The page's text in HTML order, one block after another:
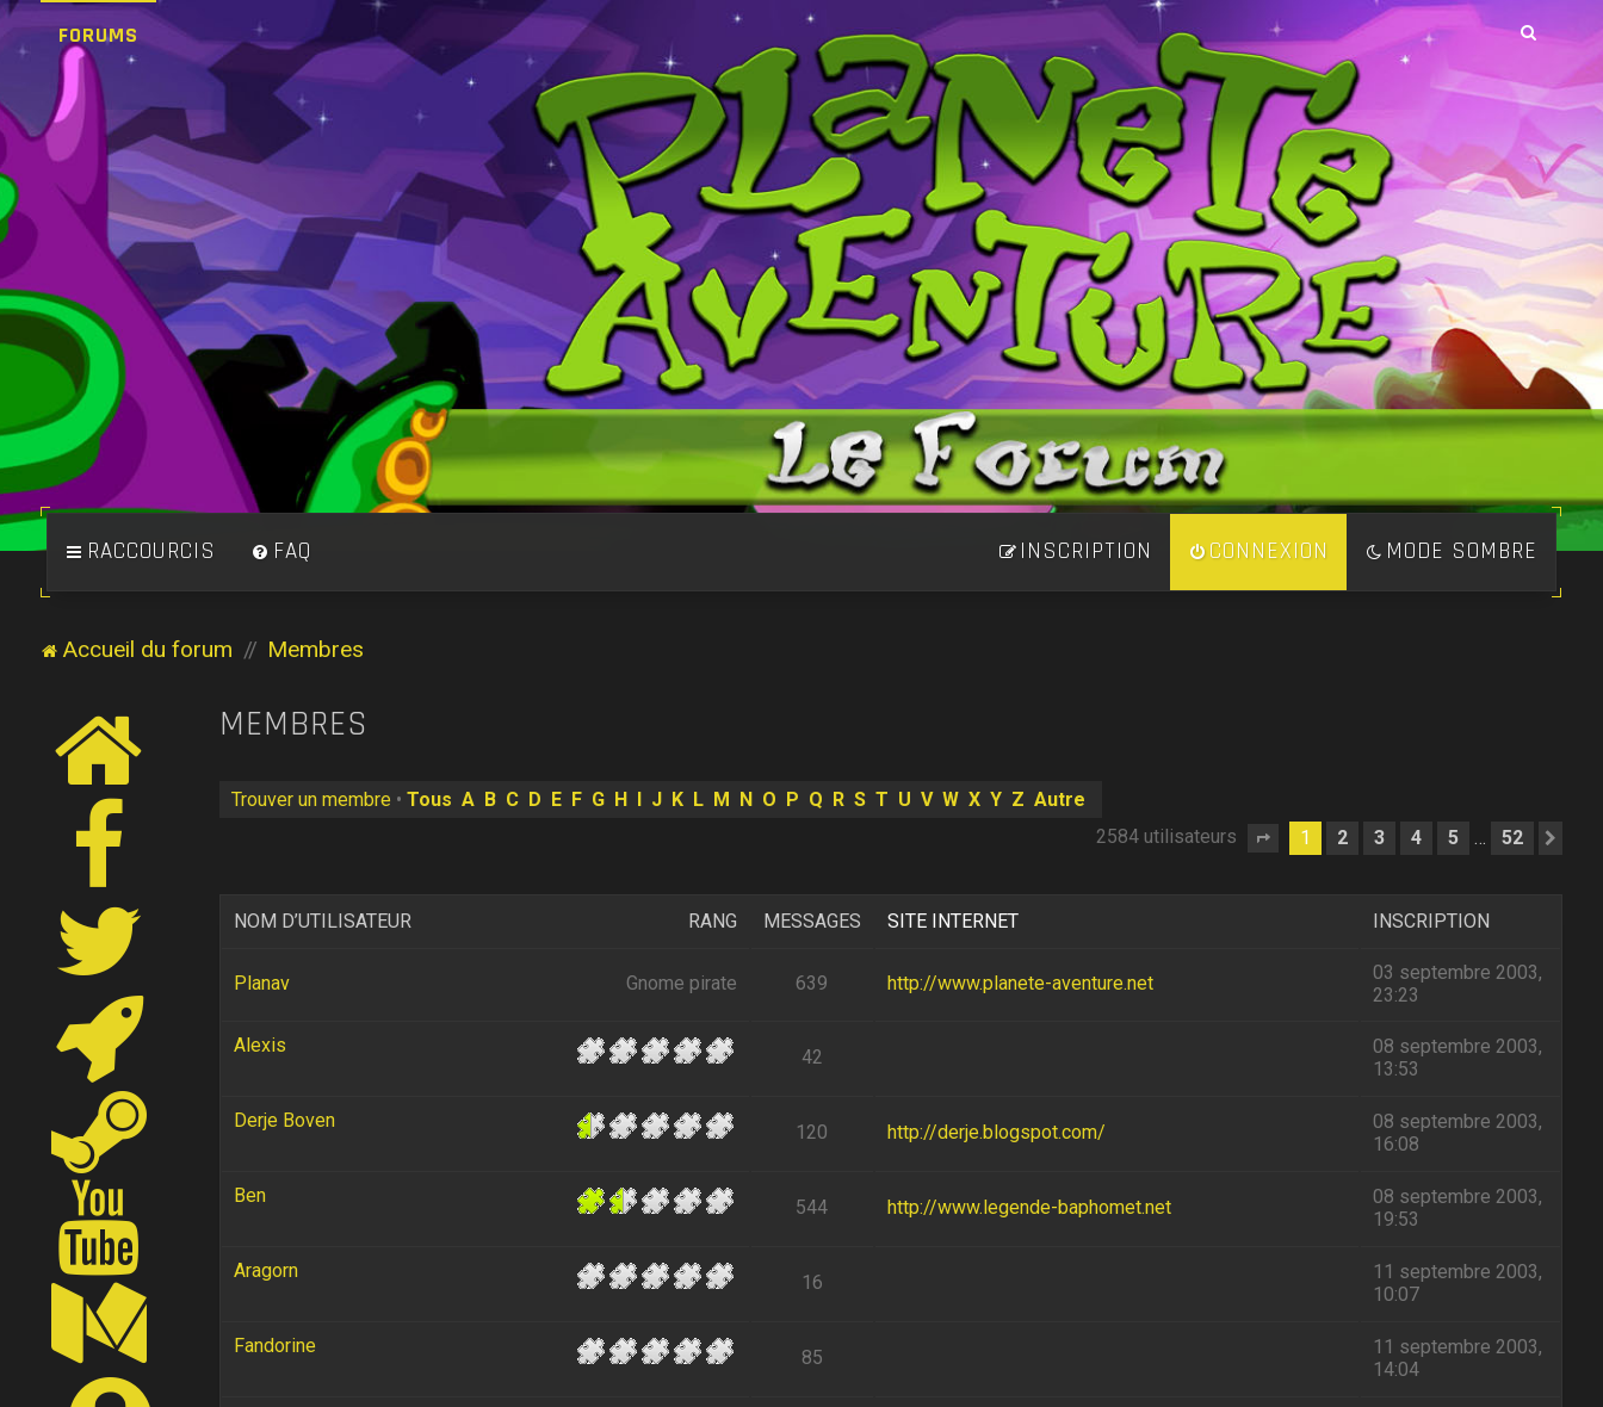
FORUMS
RACCOURCIS MODE SOMBRE
FAQ CONNEXION
INSCRIPTION
Accueil du forum Membres
MEMBRES
Trouver un membre • Tous A B C D E F G H I J K L M N O P Q R S T U V W X Y Z Autre
2584 utilisateurs
Page 1sur52
1 2 3 4 5 … 52
RANG
NOM D’UTILISATEUR MESSAGES SITE INTERNET INSCRIPTION
Gnome pirate
Planav 639 http://www.planete-aventure.net
03 septembre 2003,
23:23
Alexis
42
08 septembre 2003,
13:53
Derje Boven
120 http://derje.blogspot.com/
08 septembre 2003,
16:08
Ben
544 http://www.legende-baphomet.net
08 septembre 2003,
19:53
Aragorn
16
11 septembre 2003,
10:07
Fandorine
85
11 septembre 2003,
14:04